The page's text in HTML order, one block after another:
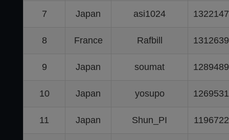
7 Japan asi1024
8 France Rafbill
9 Japan soumat
10 Japan yosupo
11 Japan Shun_PI